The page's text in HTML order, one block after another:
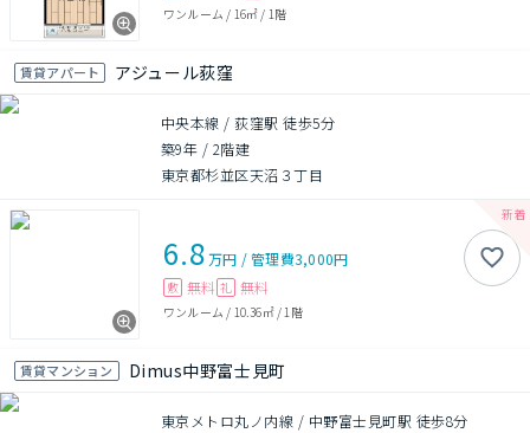
ワンルーム / 16㎡ / 1階
賃貸アパート アジュール荻窪
中央本線 / 荻窪駅 徒歩5分
築9年 / 2階建
東京都杉並区天沼３丁目
6.8万円 /管理費3,000円
敷 無料 礼 無料
ワンルーム / 10.36㎡/ 1階
賃貸マンション Dimus中野富士見町
東京メトロ丸ノ内線 / 中野富士見町駅 徒歩8分